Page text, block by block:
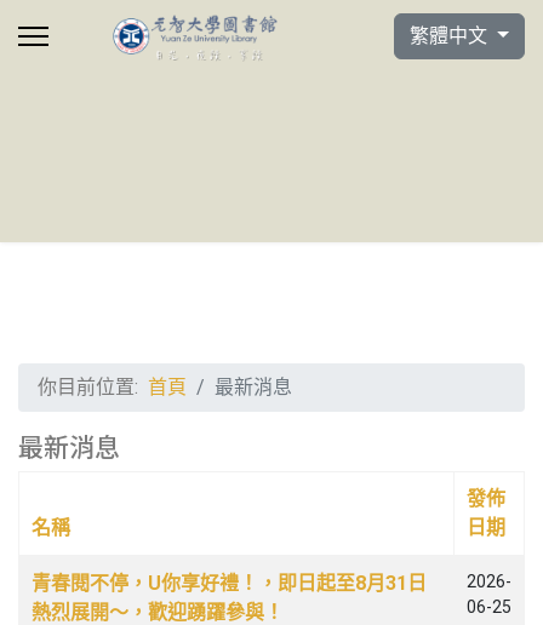
選擇你的語言
繁體中文
你目前位置: 首頁 最新消息
最新消息
文章列表
名稱
發佈
日期
青春閱不停，U你享好禮！，即日起至8月31日
熱烈展開～，歡迎踴躍參與！
2026-
06-25